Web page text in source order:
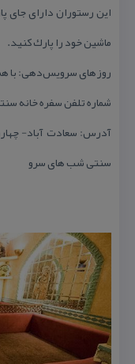
این رستوران دارای جای
ماشین خود را پارك كنید.
روزهای سرویس‌دهی: با
شماره تلفن سفره خانه سنتی شب های
سنتی شب های سرو